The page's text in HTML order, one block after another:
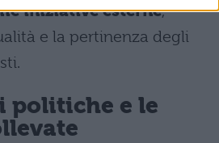
iniziative esterne,
e la pertinenza degli
politiche e le